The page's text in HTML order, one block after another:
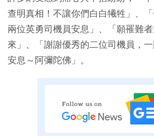
查明真相！不讓你們白白犧牲」、
兩位英勇司機員安息」、「願罹難
來」、「謝謝優秀的二位司機員，
安息～阿彌陀佛」。